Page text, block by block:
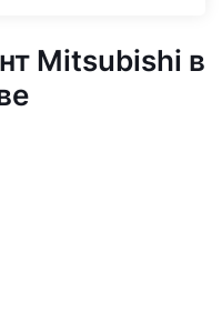
Mitsubishi в